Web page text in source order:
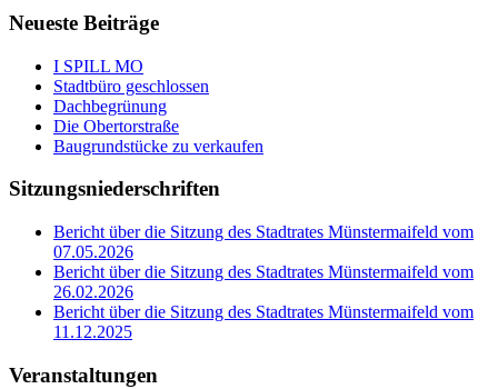
Neueste Beiträge
I SPILL MO
Stadtbüro geschlossen
Dachbegrünung
Die Obertorstraße
Baugrundstücke zu verkaufen
Sitzungsniederschriften
Bericht über die Sitzung des Stadtrates Münstermaifeld vom
07.05.2026
Bericht über die Sitzung des Stadtrates Münstermaifeld vom
26.02.2026
Bericht über die Sitzung des Stadtrates Münstermaifeld vom
11.12.2025
Veranstaltungen